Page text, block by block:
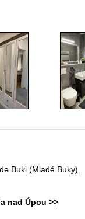
Buki (Mladé Buky)
nad Úpou >>